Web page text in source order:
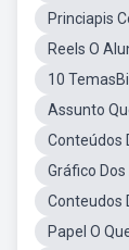
Princiapis
Reels O
10
Assunto
Conteúdos
Gráfico
Conteudos
Papel O